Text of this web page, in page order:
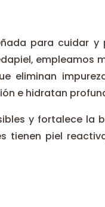
para cuidar
eliminan
e hidratan
y fortalece
tienen piel